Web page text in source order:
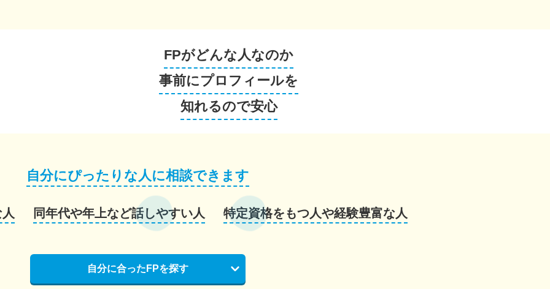
FPがどんな人なのか
事前にプロフィールを
知れるので安心
自分にぴったりな人に相談できます
同年代や年上など話しやすい人 特定資格をもつ人や経験豊富な人
自分に合ったFPを探す